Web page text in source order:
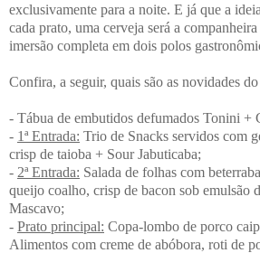
exclusivamente para a noite. E já que a
cada prato, uma cerveja será a
imersão completa em dois polos
Confira, a seguir, quais são as novidades
- Tábua de embutidos defumados Tonini +
- 1ª Entrada: Trio de Snacks servidos com
crisp de taioba + Sour Jabuticaba;
- 2ª Entrada: Salada de folhas com
queijo coalho, crisp de bacon sob emulsão
Mascavo;
- Prato principal: Copa-lombo de porco
Alimentos com creme de abóbora, roti de